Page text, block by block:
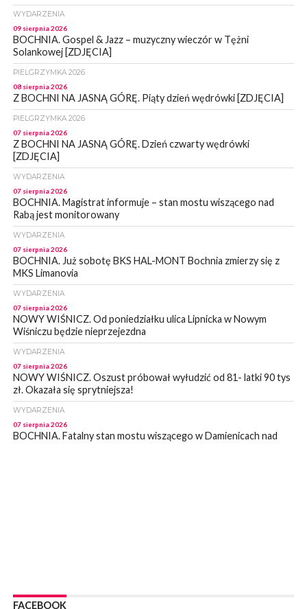
WYDARZENIA
09 sierpnia 2026
BOCHNIA. Gospel & Jazz – muzyczny wieczór w Tężni
Solankowej [ZDJĘCIA]
PIELGRZYMKA 2026
08 sierpnia 2026
Z BOCHNI NA JASNĄ GÓRĘ. Piąty dzień wędrówki [ZDJĘCIA]
PIELGRZYMKA 2026
07 sierpnia 2026
Z BOCHNI NA JASNĄ GÓRĘ. Dzień czwarty wędrówki
[ZDJĘCIA]
WYDARZENIA
07 sierpnia 2026
BOCHNIA. Magistrat informuje – stan mostu wiszącego nad
Rabą jest monitorowany
WYDARZENIA
07 sierpnia 2026
BOCHNIA. Już sobotę BKS HAL-MONT Bochnia zmierzy się z
MKS Limanovia
WYDARZENIA
07 sierpnia 2026
NOWY WIŚNICZ. Od poniedziałku ulica Lipnicka w Nowym
Wiśniczu będzie nieprzejezdna
WYDARZENIA
07 sierpnia 2026
NOWY WIŚNICZ. Oszust próbował wyłudzić od 81- latki 90 tys
zł. Okazała się sprytniejsza!
WYDARZENIA
07 sierpnia 2026
BOCHNIA. Fatalny stan mostu wiszącego w Damienicach nad
06 sierpnia 2026
FACEBOOK